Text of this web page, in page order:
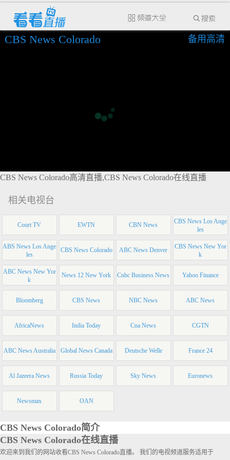
CBS News Colorado 备用高清
CBS News Colorado高清直播,CBS News Colorado在线直播
相关电视台
Court TV EWTN CBN News
CBS News Los Ange
les
ABS News Los Ange
les
CBS News Colorado ABC News Denver
CBS News New Yor
k
ABC News New Yor
k
News 12 New York Cnbc Business News Yahoo Finance
Bloomberg CBS News NBC News ABC News
AfricaNews India Today Cna News CGTN
ABC News Australia Global News Canada Deutsche Welle France 24
Al Jazeera News Russia Today Sky News Euronews
Newsmax OAN
CBS News Colorado简介
CBS News Colorado在线直播
欢迎来到我们的网站收看CBS News Colorado直播。 我们的电视频道服务适用于